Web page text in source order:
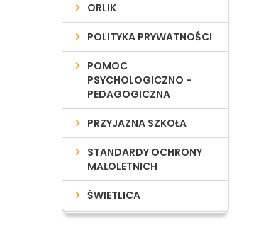
ORLIK
POLITYKA PRYWATNOŚCI
POMOC
PSYCHOLOGICZNO -
PEDAGOGICZNA
PRZYJAZNA SZKOŁA
STANDARDY OCHRONY
MAŁOLETNICH
ŚWIETLICA